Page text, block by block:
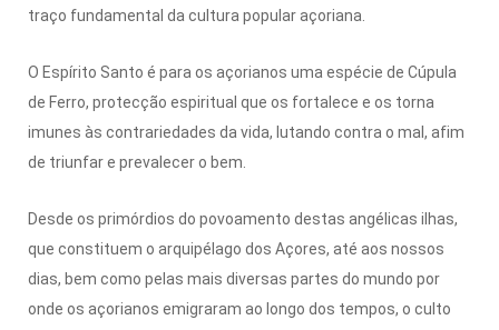
traço fundamental da cultura popular açoriana.
O Espírito Santo é para os açorianos uma espécie de Cúpula
de Ferro, protecção espiritual que os fortalece e os torna
imunes às contrariedades da vida, lutando contra o mal, afim
de triunfar e prevalecer o bem.
Desde os primórdios do povoamento destas angélicas ilhas,
que constituem o arquipélago dos Açores, até aos nossos
dias, bem como pelas mais diversas partes do mundo por
onde os açorianos emigraram ao longo dos tempos, o culto